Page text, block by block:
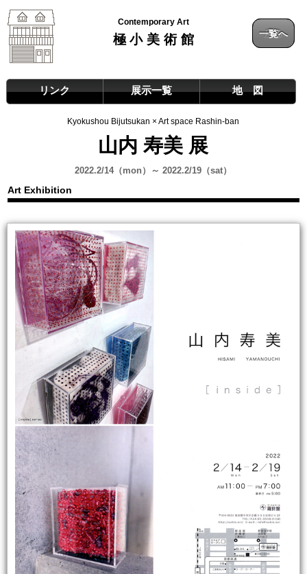
Contemporary Art
極小美術館 戻る
リンク 展示一覧 地 図
一覧へ
Kyokushou Bijutsukan × Art space Rashin-ban
山内 寿美 展
2022.2/14（mon）～ 2022.2/19（sat）
Art Exhibition